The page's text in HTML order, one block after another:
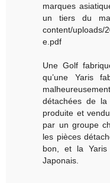
marques
un tiers du
content/uploads/
e.pdf
Une Golf
qu’une Yaris
détachées de
produite et
par un groupe
les pièces
bon, et la
Japonais.